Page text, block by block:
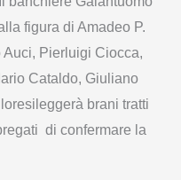
figura di Amadeo P.
Pierluigi Ciocca,
Cataldo, Giuliano
brani tratti
di confermare la